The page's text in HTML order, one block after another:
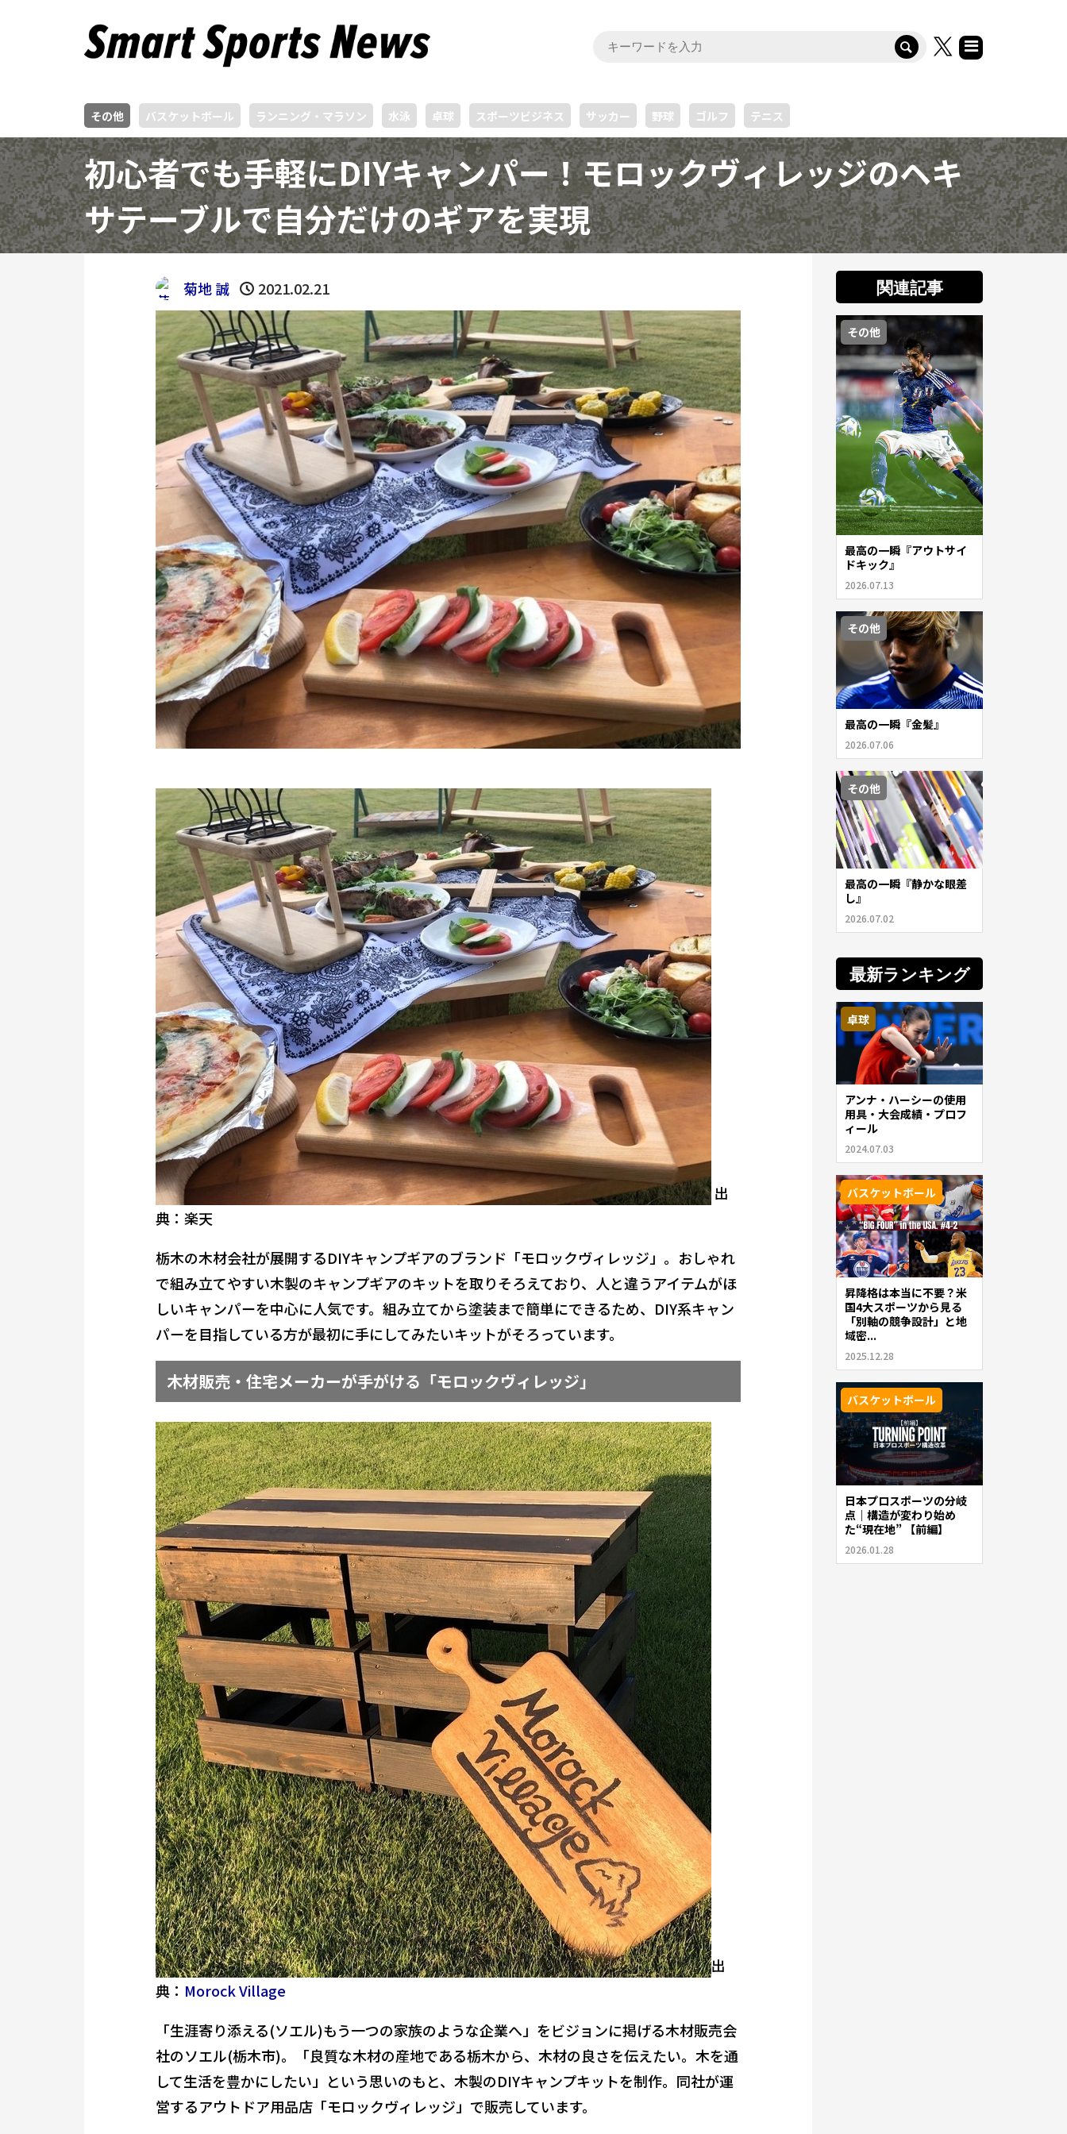
その他 バスケットボール ランニング・マラソン 水泳 卓球 スポーツビジネス サッカー 野球 ゴルフ テニス
初心者でも手軽にDIYキャンパー！モロックヴィレッジのヘキ
サテーブルで自分だけのギアを実現
菊地 誠 2021.02.21
出
典：楽天
栃木の木材会社が展開するDIYキャンプギアのブランド「モロックヴィレッジ」。おしゃれ
で組み立てやすい木製のキャンプギアのキットを取りそろえており、人と違うアイテムがほ
しいキャンパーを中心に人気です。組み立てから塗装まで簡単にできるため、DIY系キャン
パーを目指している方が最初に手にしてみたいキットがそろっています。
木材販売・住宅メーカーが手がける「モロックヴィレッジ」
出
典： Morock Village
「生涯寄り添える(ソエル)もう一つの家族のような企業へ」をビジョンに掲げる木材販売会
社のソエル(栃木市)。「良質な木材の産地である栃木から、木材の良さを伝えたい。木を通
して生活を豊かにしたい」という思いのもと、木製のDIYキャンプキットを制作。同社が運
営するアウトドア用品店「モロックヴィレッジ」で販売しています。
関連記事
その他
最高の一瞬『アウトサイ
ドキック』
2026.07.13
その他
最高の一瞬『金髪』
2026.07.06
その他
最高の一瞬『静かな眼差
し』
2026.07.02
最新ランキング
卓球
アンナ・ハーシーの使用
用具・大会成績・プロフ
ィール
2024.07.03
バスケットボール
昇降格は本当に不要？米
国4大スポーツから見る
「別軸の競争設計」と地
域密...
2025.12.28
バスケットボール
日本プロスポーツの分岐
点｜構造が変わり始め
た“現在地” 【前編】
2026.01.28